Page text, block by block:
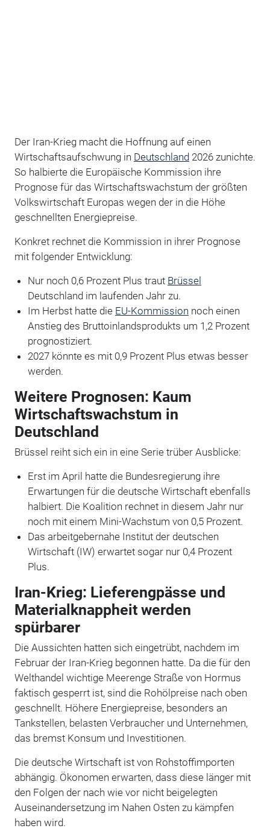
Der Iran-Krieg macht die Hoffnung auf einen
Wirtschaftsaufschwung in Deutschland2026 zunichte.
So halbierte die Europäische Kommission ihre
Prognose für das Wirtschaftswachstum der größten
Volkswirtschaft Europas wegen der in die Höhe
geschnellten Energiepreise.
Konkret rechnet die Kommission in ihrer Prognose
mit folgender Entwicklung:
Nur noch 0,6 Prozent Plus traut Brüssel
Deutschland im laufenden Jahr zu.
Im Herbst hatte die EU-Kommission noch einen
Anstieg des Bruttoinlandsprodukts um 1,2 Prozent
prognostiziert.
2027 könnte es mit 0,9 Prozent Plus etwas besser
werden.
Weitere Prognosen: Kaum
Wirtschaftswachstum in
Deutschland
Brüssel reiht sich ein in eine Serie trüber Ausblicke:
Erst im April hatte die Bundesregierung ihre
Erwartungen für die deutsche Wirtschaft ebenfalls
halbiert. Die Koalition rechnet in diesem Jahr nur
noch mit einem Mini-Wachstum von 0,5 Prozent.
Das arbeitgebernahe Institut der deutschen
Wirtschaft (IW) erwartet sogar nur 0,4 Prozent
Plus.
Iran-Krieg: Lieferengpässe und
Materialknappheit werden
spürbarer
Die Aussichten hatten sich eingetrübt, nachdem im
Februar der Iran-Krieg begonnen hatte. Da die für den
Welthandel wichtige Meerenge Straße von Hormus
faktisch gesperrt ist, sind die Rohölpreise nach oben
geschnellt. Höhere Energiepreise, besonders an
Tankstellen, belasten Verbraucher und Unternehmen,
das bremst Konsum und Investitionen.
Die deutsche Wirtschaft ist von Rohstoffimporten
abhängig. Ökonomen erwarten, dass diese länger mit
den Folgen der nach wie vor nicht beigelegten
Auseinandersetzung im Nahen Osten zu kämpfen
haben wird.